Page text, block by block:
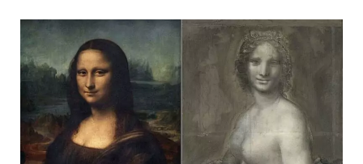
КОЛОНКИ
СПЕЦПРОЄКТИ
THE UKRAINIAN PAVILION AT VENICE BIENNALE
2022
МАРІУПОЛЬСЬКІ МАРГІНАЛІЇ